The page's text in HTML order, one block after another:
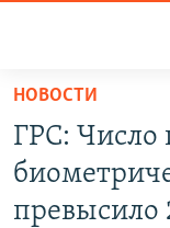
Вернуться
основному
содержанию
НОВОСТИ
ВОЙНА В
НОВОСТИ
ГРС:
превысило